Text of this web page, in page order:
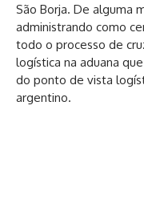
São Borja. De alguma
administrando como
todo o processo de
logística na aduana
do ponto de vista
argentino.